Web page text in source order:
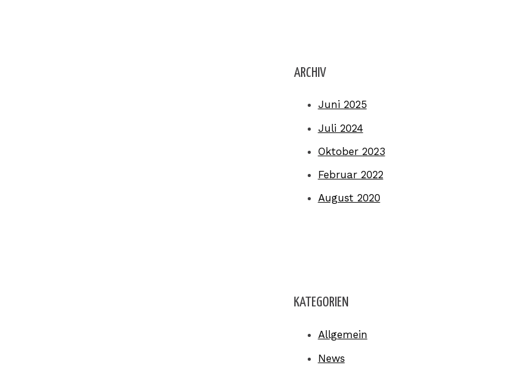
ARCHIV
Juni 2025
Juli 2024
Oktober 2023
Februar 2022
August 2020
KATEGORIEN
Allgemein
News